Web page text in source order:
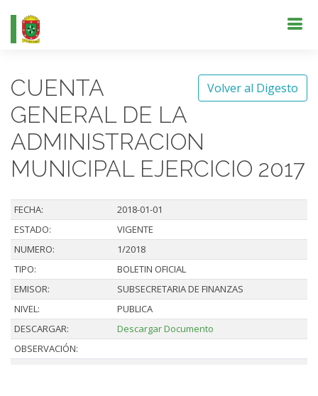
Volver al Digesto
CUENTA
GENERAL DE LA
ADMINISTRACION
MUNICIPAL EJERCICIO 2017
FECHA:
2018-01-01
ESTADO:
VIGENTE
NUMERO:
1/2018
TIPO:
BOLETIN OFICIAL
EMISOR:
SUBSECRETARIA DE FINANZAS
NIVEL:
PUBLICA
DESCARGAR:
Descargar Documento
OBSERVACIÓN: